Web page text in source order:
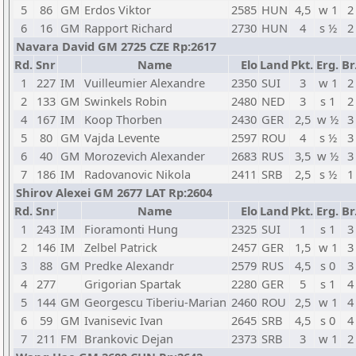
5 86 GM Erdos Viktor 2585 HUN 4,5 w 1
2
6
16 GM Rapport Richard 2730 HUN 4 s ½
2
Navara David GM 2725 CZE Rp:2617
Rd. Snr Name Elo Land Pkt. Erg.
1
227 IM Vuilleumier Alexandre 2350 SUI 3 w 1
2
2
133 GM Swinkels Robin 2480 NED 3 s 1
2
4
167 IM Koop Thorben 2430 GER 2,5 w ½ 3
5
80 GM Vajda Levente 2597 ROU 4 s ½
3
6
40 GM Morozevich Alexander 2683 RUS 3,5 w ½ 3
7
186 IM Radovanovic Nikola 2411 SRB 2,5 s ½
1
Shirov Alexei GM 2677 LAT Rp:2604
Rd. Snr Name Elo Land Pkt. Erg.
1
243 IM Fioramonti Hung 2325 SUI 1 s 1
3
2
146 IM Zelbel Patrick 2457 GER 1,5 w 1
3
3
88 GM Predke Alexandr 2579 RUS 4,5 s 0
3
4 277 Grigorian Spartak 2280 GER 5 s 1
4
5
144 GM Georgescu Tiberiu-Marian 2460 ROU 2,5 w 1
4
6
59 GM Ivanisevic Ivan 2645 SRB 4,5 s 0
4
7 211 FM Brankovic Dejan 2373 SRB 3 w 1
2